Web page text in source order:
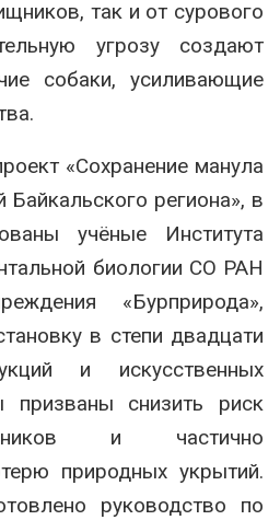
так и от сурового
угрозу создают
собаки, усиливающие
«Сохранение манула
Байкальского региона», в
учёные Института
биологии СО РАН
«Бурприрода»,
в степи двадцати
и искусственных
снизить риск
и частично
природных укрытий.
руководство по